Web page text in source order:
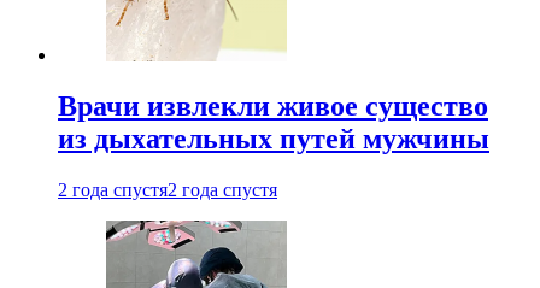
Врачи извлекли живое существо
из дыхательных путей мужчины
2 года спустя2 года спустя